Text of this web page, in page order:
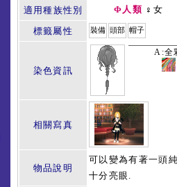
適用種族性別 Φ人類 ♀女
標籤屬性 裝備 頭部 帽子
染色資訊
A:全
相關寫真
物品說明
可以變為有著一頭
十分亮眼.